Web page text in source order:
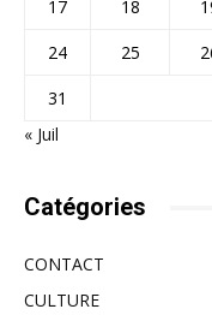
17
18
24
25
31
« Juil
Catégories
CONTACT
CULTURE